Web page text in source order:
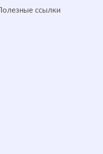
Полезные ссылки